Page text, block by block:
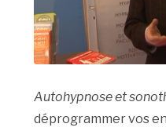
Autohypnose et
déprogrammer vos